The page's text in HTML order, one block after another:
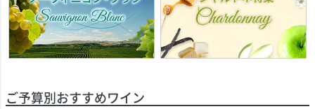
ご予算別おすすめワイン